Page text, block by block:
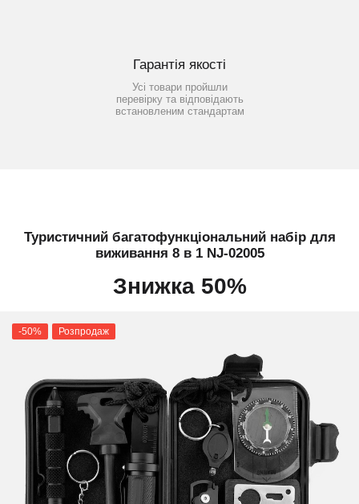
Гарантія якості
Усі товари пройшли
перевірку та відповідають
встановленим стандартам
Туристичний багатофункціональний набір для
виживання 8 в 1 NJ-02005
Знижка 50%
-50% Розпродаж